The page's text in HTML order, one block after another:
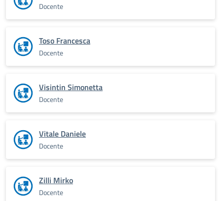
Docente
Toso Francesca
Docente
Visintin Simonetta
Docente
Vitale Daniele
Docente
Zilli Mirko
Docente